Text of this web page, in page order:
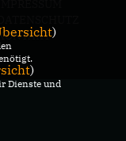
)
)
Dienste und